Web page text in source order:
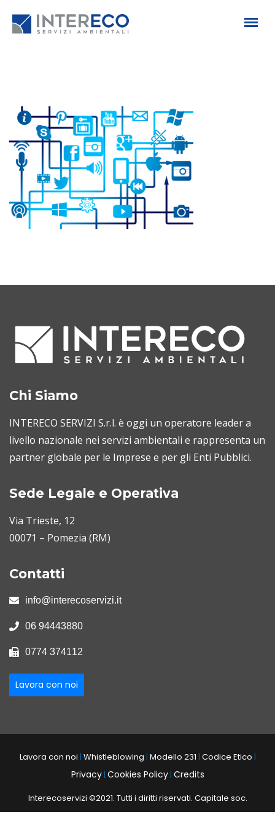
Chi Siamo
INTERECO SERVIZI S.r.l. è oggi un operatore leader a
livello nazionale nei servizi ambientali e rappresenta un
partner globale per le Imprese e per gli Enti Pubblici.
Sede Legale e Operativa
Via Trieste, 12
00071 – Pomezia (RM)
Contatti
info@interecoservizi.it
06 94443880
0774 374112
Lavora con noi
Lavora con noi | Whistleblowing | Modello 231 | Codice Etico |
Privacy| Cookies Policy| Credits
Interecoservizi ©2021. Tutti i diritti riservati. Capitale soc.